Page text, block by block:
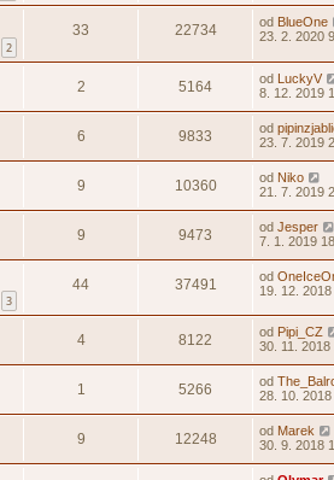
2
33 22734 od BlueOne
23. 2. 2020
2 5164 od LuckyV
8. 12. 2019
6 9833 od
23. 7. 2019
9 10360 od Niko
21. 7. 2019
9 9473 od Jesper
7. 1. 2019
3
44 37491 od
19. 12.
4 8122 od Pipi_CZ
30. 11. 2018
1 5266 od
28. 10.
9 12248 od Marek
30. 9. 2018